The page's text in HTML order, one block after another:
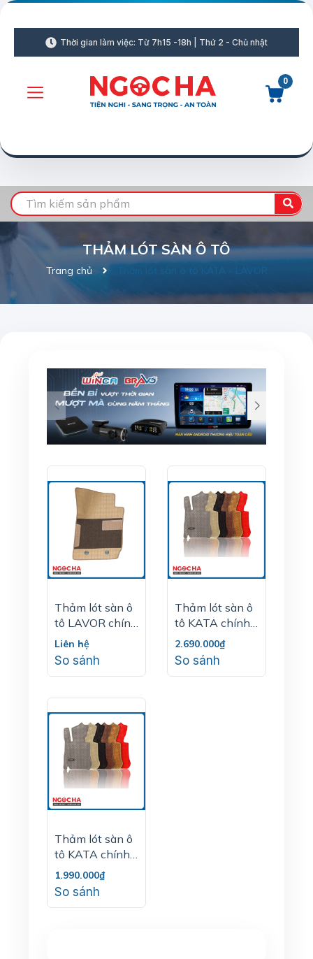
Thời gian làm việc: Từ 7h15 -18h | Thứ 2 - Chủ nhật
0
THẢM LÓT SÀN Ô TÔ
Trang chủ Thảm lót sàn ô tô KATA - LAVOR
Thảm lót sàn ô
tô LAVOR chính
hãng
Liên hệ
So sánh
Thảm lót sàn ô
tô KATA chính
hãng - xe 7 chỗ
2.690.000₫
So sánh
Thảm lót sàn ô
tô KATA chính
hãng - xe 4,5
chỗ
1.990.000₫
So sánh